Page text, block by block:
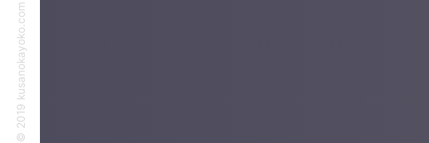
©︎ 2019 kusanokayoko.com